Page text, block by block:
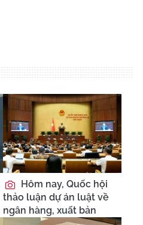
Hôm nay, Quốc hội
thảo luận dự án luật về
ngân hàng, xuất bản